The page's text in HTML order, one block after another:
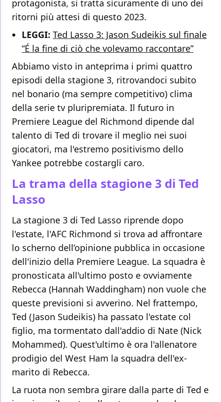
protagonista, si tratta sicuramente di uno dei
ritorni più attesi di questo 2023.
LEGGI: Ted Lasso 3: Jason Sudeikis sul finale
“É la fine di ciò che volevamo raccontare”
Abbiamo visto in anteprima i primi quattro
episodi della stagione 3, ritrovandoci subito
nel bonario (ma sempre competitivo) clima
della serie tv pluripremiata. Il futuro in
Premiere League del Richmond dipende dal
talento di Ted di trovare il meglio nei suoi
giocatori, ma l'estremo positivismo dello
Yankee potrebbe costargli caro.
La trama della stagione 3 di Ted
Lasso
La stagione 3 di Ted Lasso riprende dopo
l'estate, l'AFC Richmond si trova ad affrontare
lo scherno dell’opinione pubblica in occasione
dell'inizio della Premiere League. La squadra è
pronosticata all'ultimo posto e ovviamente
Rebecca (Hannah Waddingham) non vuole che
queste previsioni si avverino. Nel frattempo,
Ted (Jason Sudeikis) ha passato l'estate col
figlio, ma tormentato dall'addio di Nate (Nick
Mohammed). Quest'ultimo è ora l'allenatore
prodigio del West Ham la squadra dell'ex-
marito di Rebecca.
La ruota non sembra girare dalla parte di Ted e